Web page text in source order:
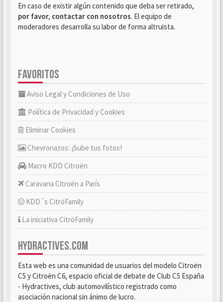
En caso de existir algún contenido que deba ser retirado,
por favor, contactar con nosotros. El equipo de
moderadores desarrolla su labor de forma altruista.
FAVORITOS
Aviso Legal y Condiciones de Uso
Política de Privacidad y Cookies
Eliminar Cookies
Chevronazos: ¡Sube tus fotos!
Macro KDD Citroën
Caravana Citroën a París
KDD´s CitröFamily
La iniciativa CitröFamily
HYDRACTIVES.COM
Esta web es una comunidad de usuarios del modelo Citroën
C5 y Citroën C6, espacio oficial de debate de Club C5 España
- Hydractives, club automovilístico registrado como
asociación nacional sin ánimo de lucro.